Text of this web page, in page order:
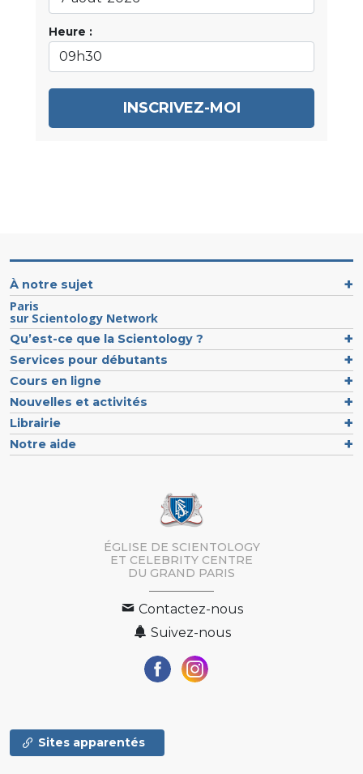
Heure :
INSCRIVEZ-MOI
À notre sujet
Paris
sur Scientology Network
Qu’est-ce que la Scientology ?
Services pour débutants
Cours en ligne
Nouvelles et activités
Librairie
Notre aide
ÉGLISE DE SCIENTOLOGY
ET CELEBRITY CENTRE
DU GRAND PARIS
Contactez-nous
Suivez-nous
Sites apparentés